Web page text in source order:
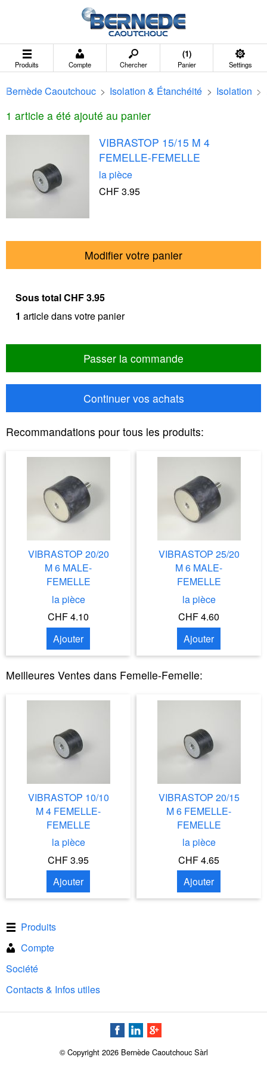
Produits Compte Chercher
(1)
Panier Settings
Bernède Caoutchouc > Isolation & Étanchéité > Isolation >
1 article a été ajouté au panier
VIBRASTOP 15/15 M 4
FEMELLE-FEMELLE
la pièce
CHF 3.95
Modifier votre panier
Sous totalCHF 3.95
1 article dans votre panier
Passer la commande
Continuer vos achats
Recommandations pour tous les produits:
VIBRASTOP 20/20
M 6 MALE-
FEMELLE
la pièce
CHF 4.10
Ajouter
VIBRASTOP 25/20
M 6 MALE-
FEMELLE
la pièce
CHF 4.60
Ajouter
Meilleures Ventes dans Femelle-Femelle:
VIBRASTOP 10/10
M 4 FEMELLE-
FEMELLE
la pièce
CHF 3.95
Ajouter
VIBRASTOP 20/15
M 6 FEMELLE-
FEMELLE
la pièce
CHF 4.65
Ajouter
Produits
Compte
Société
Contacts & Infos utiles
© Copyright 2026 Bernède Caoutchouc Sàrl